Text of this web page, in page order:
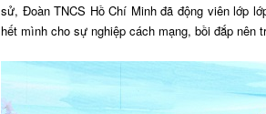
sử, Đoàn TNCS Hồ Chí Minh đã động viên lớp
hết mình cho sự nghiệp cách mạng, bồi đắp nên